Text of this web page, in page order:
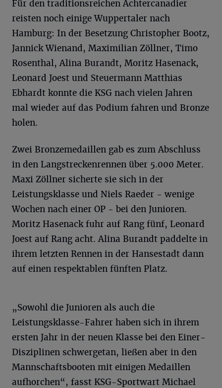
Für den traditionsreichen Achtercanadier
reisten noch einige Wuppertaler nach
Hamburg: In der Besetzung Christopher Bootz,
Jannick Wienand, Maximilian Zöllner, Timo
Rosenthal, Alina Burandt, Moritz Hasenack,
Leonard Joest und Steuermann Matthias
Ebhardt konnte die KSG nach vielen Jahren
mal wieder auf das Podium fahren und Bronze
holen.
Zwei Bronzemedaillen gab es zum Abschluss
in den Langstreckenrennen über 5.000 Meter.
Maxi Zöllner sicherte sie sich in der
Leistungsklasse und Niels Raeder - wenige
Wochen nach einer OP - bei den Junioren.
Moritz Hasenack fuhr auf Rang fünf, Leonard
Joest auf Rang acht. Alina Burandt paddelte in
ihrem letzten Rennen in der Hansestadt dann
auf einen respektablen fünften Platz.
„Sowohl die Junioren als auch die
Leistungsklasse-Fahrer haben sich in ihrem
ersten Jahr in der neuen Klasse bei den Einer-
Disziplinen schwergetan, ließen aber in den
Mannschaftsbooten mit einigen Medaillen
aufhorchen“, fasst KSG-Sportwart Michael